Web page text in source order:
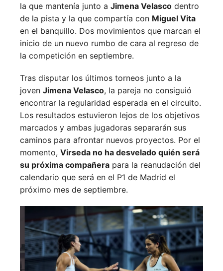
la que mantenía junto a Jimena Velasco dentro
de la pista y la que compartía con Miguel Vita
en el banquillo. Dos movimientos que marcan el
inicio de un nuevo rumbo de cara al regreso de
la competición en septiembre.
Tras disputar los últimos torneos junto a la
joven Jimena Velasco, la pareja no consiguió
encontrar la regularidad esperada en el circuito.
Los resultados estuvieron lejos de los objetivos
marcados y ambas jugadoras separarán sus
caminos para afrontar nuevos proyectos. Por el
momento, Virseda no ha desvelado quién será
su próxima compañera para la reanudación del
calendario que será en el P1 de Madrid el
próximo mes de septiembre.